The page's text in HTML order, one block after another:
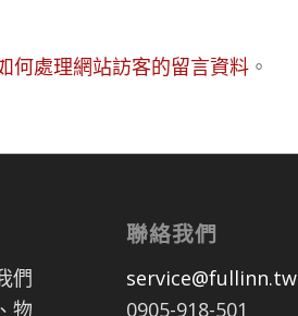
何處理網站訪客的留言資料 。
們
物
聯絡我們
service@fullinn.tw
0905-918-501